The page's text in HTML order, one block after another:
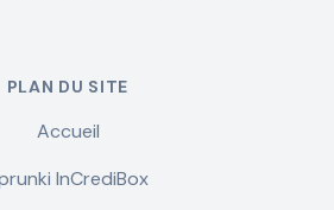
PLAN DU SITE
Accueil
InCrediBox